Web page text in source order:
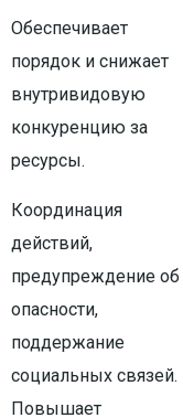
Обеспечивает
порядок и снижает
внутривидовую
конкуренцию за
ресурсы.
Координация
действий,
предупреждение об
опасности,
поддержание
социальных связей.
Повышает